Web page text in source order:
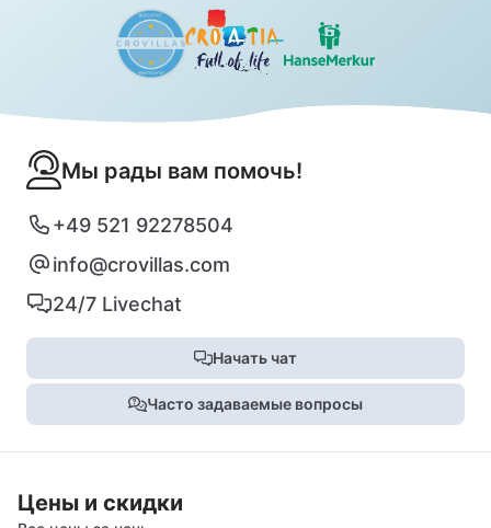
Мы рады вам помочь!
+49 521 92278504
info@crovillas.com
24/7 Livechat
Начать чат
Часто задаваемые вопросы
Цены и скидки